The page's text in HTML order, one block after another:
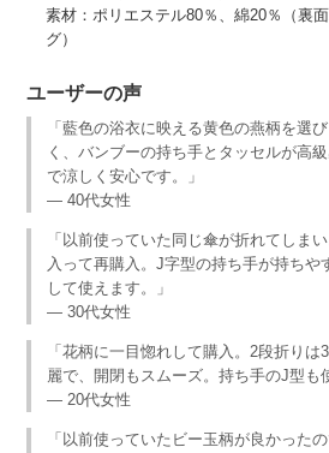
素材：ポリエステル80％、綿20％（裏
グ）
ユーザーの声
「藍色の浴衣に映える黄色の燕柄を選
く、バンブーの持ち手とタッセルが高
で涼しく安心です。」
— 40代女性
「以前使っていた同じ傘が折れてしま
入って再購入。J字型の持ち手が持ちや
して使えます。」
— 30代女性
「花柄に一目惚れして購入。2段折り
麗で、開閉もスムーズ。持ち手のJ型も
— 20代女性
「以前使っていたビー玉柄が良かった